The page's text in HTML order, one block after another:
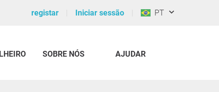
registar Iniciar sessão PT
SOBRE NÓS AJUDAR